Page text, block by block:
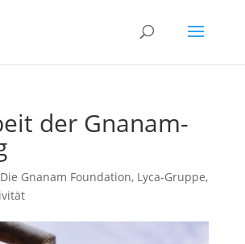
der Gnanam-
Die Gnanam Foundation, Lyca-Gruppe,